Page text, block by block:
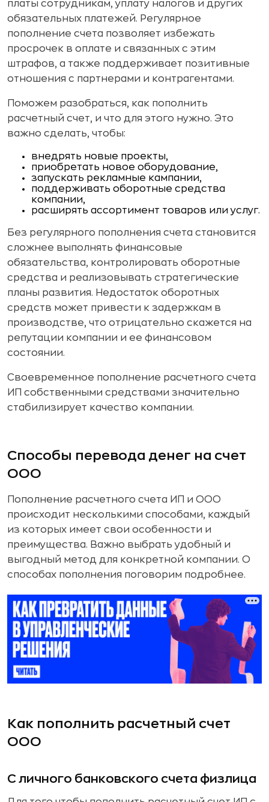
платы сотрудникам, уплату налогов и других
обязательных платежей. Регулярное
пополнение счета позволяет избежать
просрочек в оплате и связанных с этим
штрафов, а также поддерживает позитивные
отношения с партнерами и контрагентами.
Поможем разобраться, как пополнить
расчетный счет, и что для этого нужно. Это
важно сделать, чтобы:
внедрять новые проекты,
приобретать новое оборудование,
запускать рекламные кампании,
поддерживать оборотные средства
компании,
расширять ассортимент товаров или услуг.
Без регулярного пополнения счета становится
сложнее выполнять финансовые
обязательства, контролировать оборотные
средства и реализовывать стратегические
планы развития. Недостаток оборотных
средств может привести к задержкам в
производстве, что отрицательно скажется на
репутации компании и ее финансовом
состоянии.
Своевременное пополнение расчетного счета
ИП собственными средствами значительно
стабилизирует качество компании.
Способы перевода денег на счет
ООО
Пополнение расчетного счета ИП и ООО
происходит несколькими способами, каждый
из которых имеет свои особенности и
преимущества. Важно выбрать удобный и
выгодный метод для конкретной компании. О
способах пополнения поговорим подробнее.
Как пополнить расчетный счет
ООО
С личного банковского счета физлица